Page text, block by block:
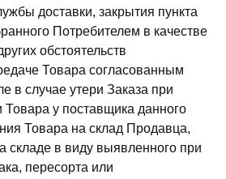
доставки, закрытия пункта
Потребителем в качестве
обстоятельств
Товара согласованным
в случае утери Заказа при
Товара у поставщика данного
Товара на склад Продавца,
складе в виду выявленного при
пересорта или